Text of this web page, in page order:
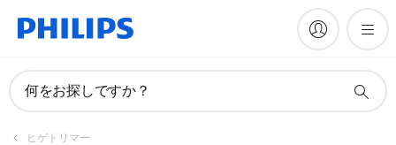
何をお探しですか？
登録ヒゲトリマー